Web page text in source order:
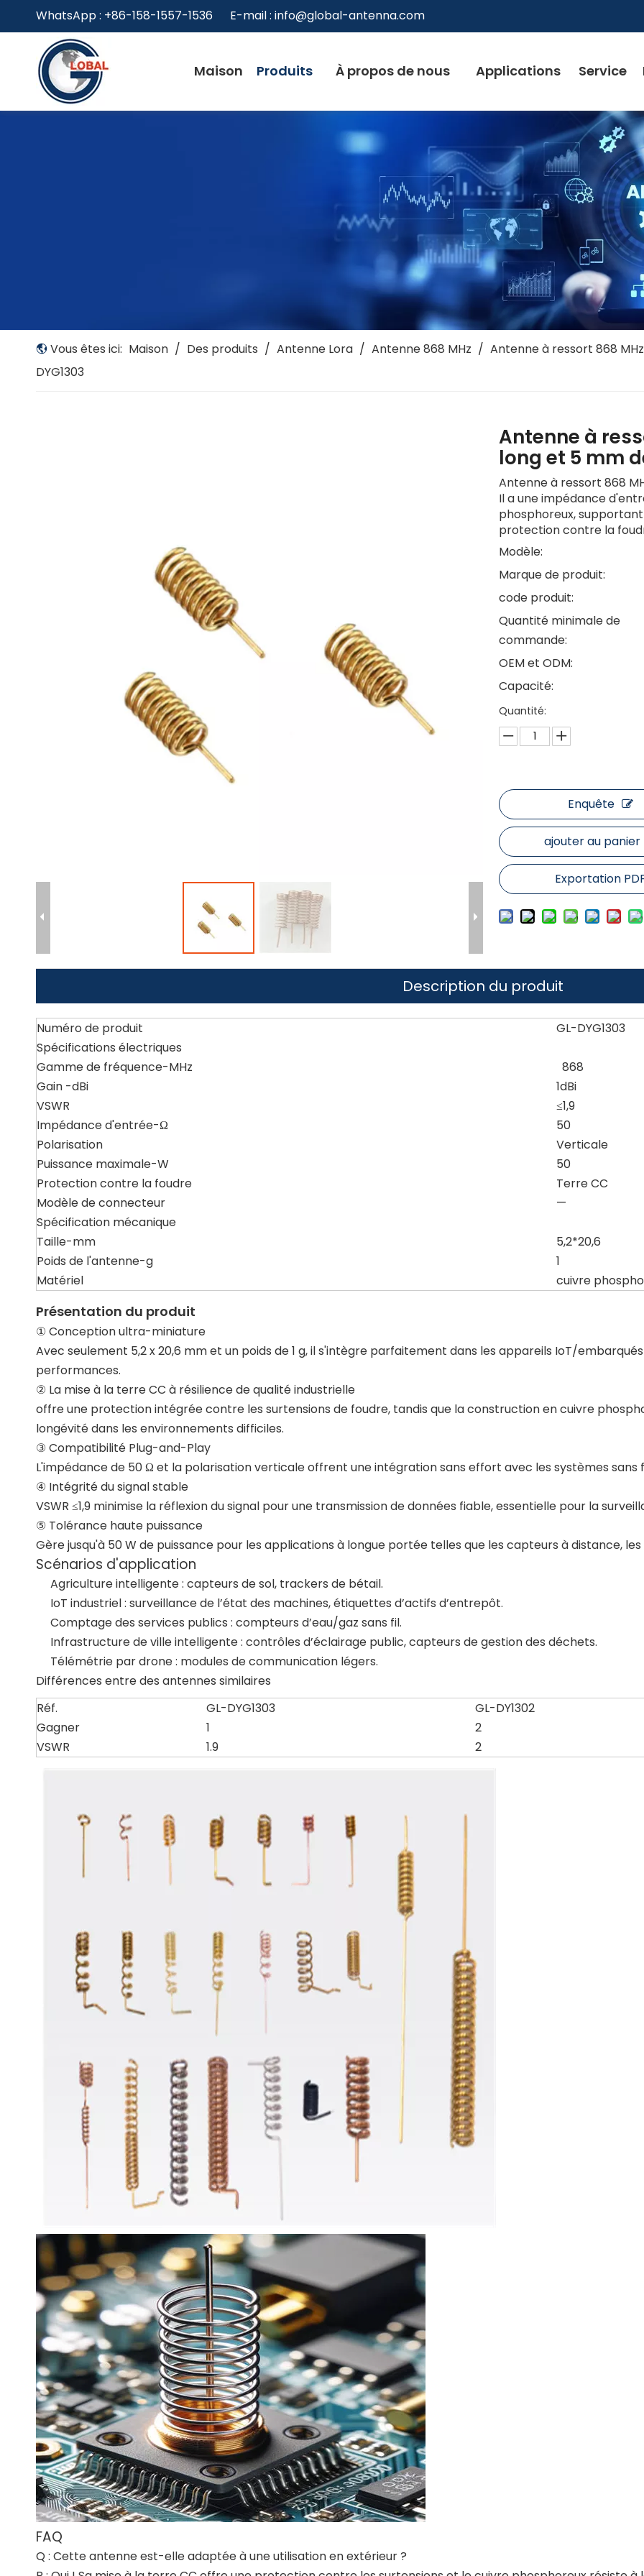
WhatsApp : +86-158-1557-1536 E-mail : info@global-antenna.com
Maison Produits À propos de nous Applications Service
Vous êtes ici: Maison / Des produits / Antenne Lora / Antenne 868 MHz / Antenne à ressort 868
DYG1303
Antenne à
long et 5 mm
Antenne à ressort 868
Il a une impédance
phosphoreux,
protection contre la
Modèle:
Marque de produit:
code produit:
Quantité minimale de
commande:
OEM et ODM:
Capacité:
Quantité:
Enquête
ajouter au panier
Exportation
Description du produit
Numéro de produit
GL-DYG1303
Spécifications électriques
Gamme de fréquence-MHz
868
Gain -dBi
1dBi
VSWR
≤1,9
Impédance d'entrée-Ω
50
Polarisation
Verticale
Puissance maximale-W
50
Protection contre la foudre
Terre CC
Modèle de connecteur
—
Spécification mécanique
Taille-mm
5,2*20,6
Poids de l'antenne-g
1
Matériel
cuivre
Présentation du produit
① Conception ultra-miniature
Avec seulement 5,2 x 20,6 mm et un poids de 1 g, il s'intègre parfaitement dans les appareils IoT/
performances.
② La mise à la terre CC à résilience de qualité industrielle
offre une protection intégrée contre les surtensions de foudre, tandis que la construction en cuivre
longévité dans les environnements difficiles.
③ Compatibilité Plug-and-Play
L'impédance de 50 Ω et la polarisation verticale offrent une intégration sans effort avec les systèmes sans
④ Intégrité du signal stable
VSWR ≤1,9 minimise la réflexion du signal pour une transmission de données fiable, essentielle pour la
⑤ Tolérance haute puissance
Gère jusqu'à 50 W de puissance pour les applications à longue portée telles que les capteurs à distance,
Scénarios d'application
Agriculture intelligente : capteurs de sol, trackers de bétail.
IoT industriel : surveillance de l’état des machines, étiquettes d’actifs d’entrepôt.
Comptage des services publics : compteurs d’eau/gaz sans fil.
Infrastructure de ville intelligente : contrôles d’éclairage public, capteurs de gestion des déchets.
Télémétrie par drone : modules de communication légers.
Différences entre des antennes similaires
Réf.
GL-DYG1303
GL-DY1302
Gagner
1
2
VSWR
1.9 2
FAQ
Q : Cette antenne est-elle adaptée à une utilisation en extérieur ?